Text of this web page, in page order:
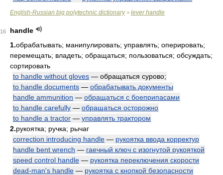
English-Russian big polytechnic dictionary> lever handle
16
handle
1.обрабатывать; манипулировать; управлять; оперировать;
перемещать; владеть; обращаться; пользоваться; обсуждать;
сортировать
to handle without gloves — обращаться сурово;
to handle documents — обрабатывать документы
handle ammunition — обращаться с боеприпасами
to handle carefully — обращаться осторожно
to handle a tractor — управлять трактором
2.рукоятка; ручка; рычаг
correction introducing handle — рукоятка ввода корректур
handle bent wrench — гаечный ключ с изогнутой рукояткой
speed control handle — рукоятка переключения скорости
dead-man's handle — рукоятка с кнопкой безопасности